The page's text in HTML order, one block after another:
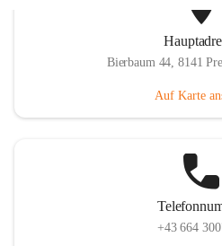
Bierbaum 44, 8141
Auf Karte
+43 664